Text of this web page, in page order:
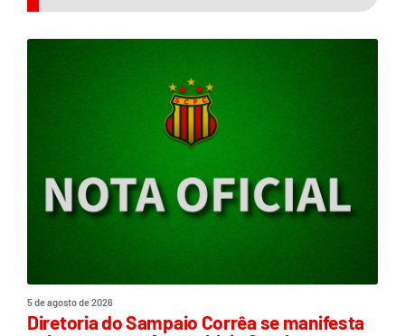
5 de agosto de 2026
Diretoria do Sampaio Corrêa se manifesta